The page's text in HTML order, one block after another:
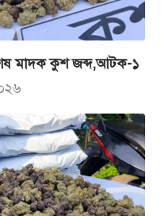
মাদক কুশ জব্দ,আটক-১